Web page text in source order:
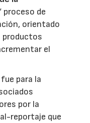
proceso de
orientado
productos
el
fue para la
por la
reportaje que